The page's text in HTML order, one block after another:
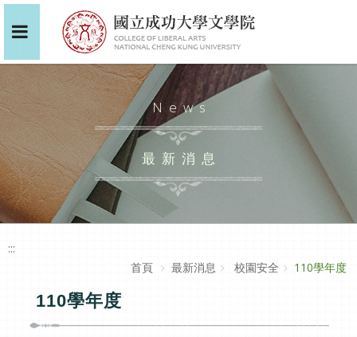
News
最新消息
:::
首頁
最新消息 校園安全 110學年度
110學年度